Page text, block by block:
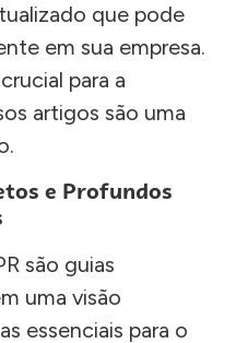
que pode
em sua empresa.
para a
artigos são uma
e Profundos
são guias
uma visão
essenciais para o